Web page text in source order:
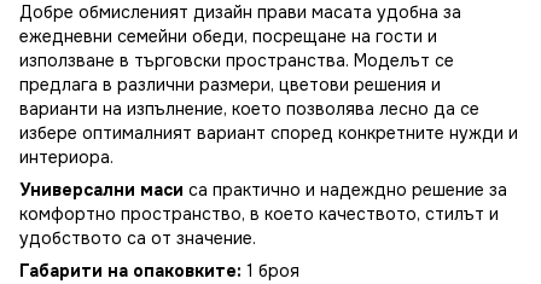
Добре обмисленият дизайн прави масата удобна за
ежедневни семейни обеди, посрещане на гости и
използване в търговски пространства. Моделът се
предлага в различни размери, цветови решения и
варианти на изпълнение, което позволява лесно да се
избере оптималният вариант според конкретните нужди и
интериора.
Универсални маси са практично и надеждно решение за
комфортно пространство, в което качеството, стилът и
удобството са от значение.
Габарити на опаковките: 1 броя